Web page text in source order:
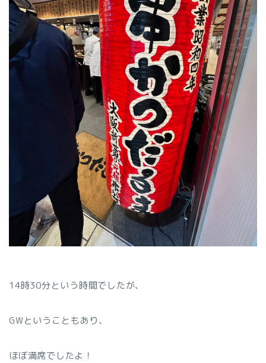
14時30分という時間でしたが、
GWということもあり、
ほぼ満席でしたよ！